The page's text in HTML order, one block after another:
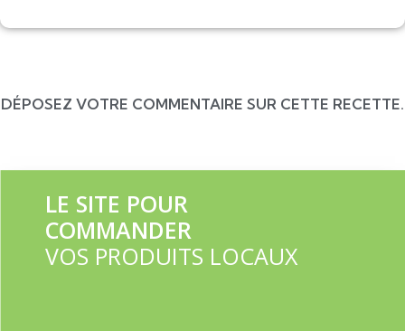
DÉPOSEZ VOTRE COMMENTAIRE SUR CETTE RECETTE.
LE SITE POUR
COMMANDER
VOS PRODUITS LOCAUX